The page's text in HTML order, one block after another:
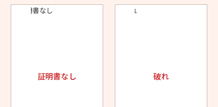
証明書なし 破れ